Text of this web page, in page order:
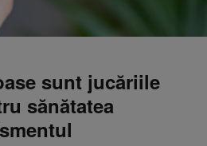
sunt jucăriile
sănătatea